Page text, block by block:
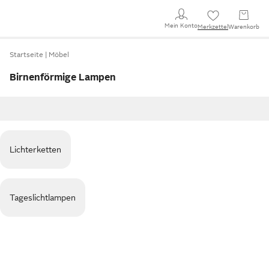
Mein KontoMerkzettel Warenkorb
Startseite Möbel
Birnenförmige Lampen
Lichterketten
Tageslichtlampen